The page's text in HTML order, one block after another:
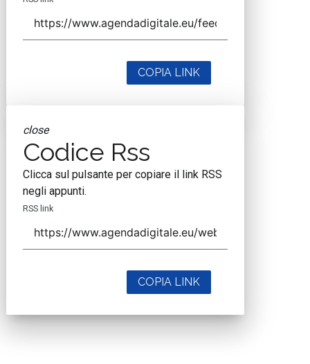
COPIA LINK
close
Codice Rss
Clicca sul pulsante per copiare il link RSS
negli appunti.
RSS link
COPIA LINK